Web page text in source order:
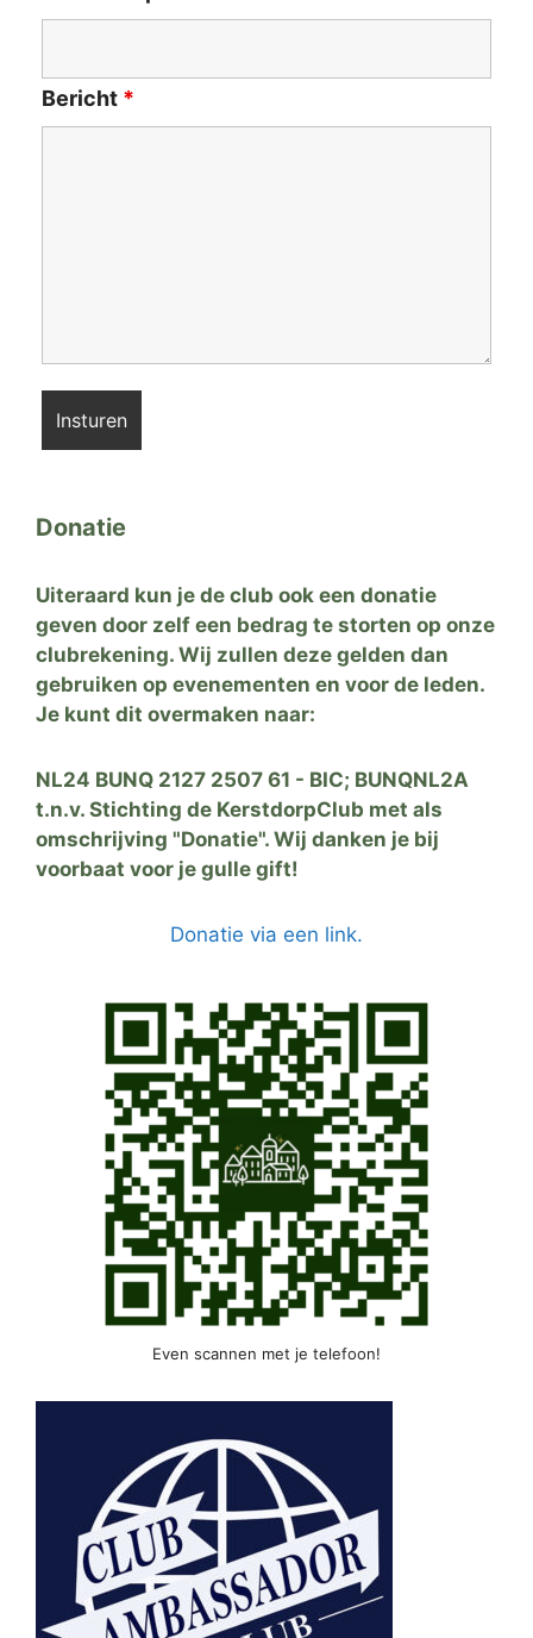
Bericht *
Donatie
Uiteraard kun je de club ook een donatie
geven door zelf een bedrag te storten op onze
clubrekening. Wij zullen deze gelden dan
gebruiken op evenementen en voor de leden.
Je kunt dit overmaken naar:
NL24 BUNQ 2127 2507 61 - BIC; BUNQNL2A
t.n.v. Stichting de KerstdorpClub met als
omschrijving "Donatie". Wij danken je bij
voorbaat voor je gulle gift!
Donatie via een link.
Even scannen met je telefoon!